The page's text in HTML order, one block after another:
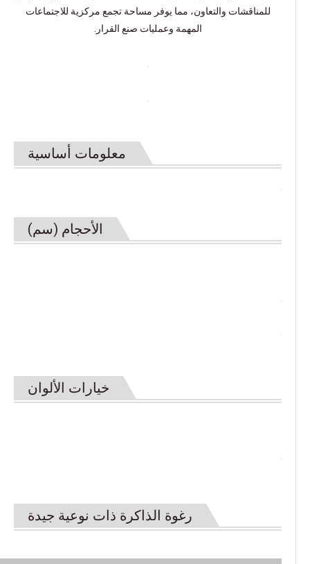
للمناقشات والتعاون، مما يوفر مساحة تجمع مركزية للاجتماعات
المهمة وعمليات صنع القرار.
معلومات أساسية
الأحجام (سم)
خيارات الألوان
رغوة الذاكرة ذات نوعية جيدة